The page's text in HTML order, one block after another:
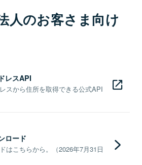
人のお客さま向け
レスAPI
スから住所を取得できる公式API
ロード
はこちらから。（2026年7月31日